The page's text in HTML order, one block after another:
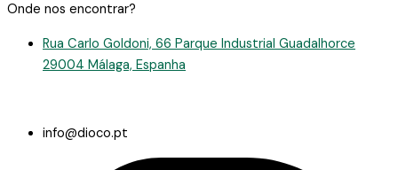
Onde nos encontrar?
Rua Carlo Goldoni, 66 Parque Industrial Guadalhorce
29004 Málaga, Espanha
info@dioco.pt